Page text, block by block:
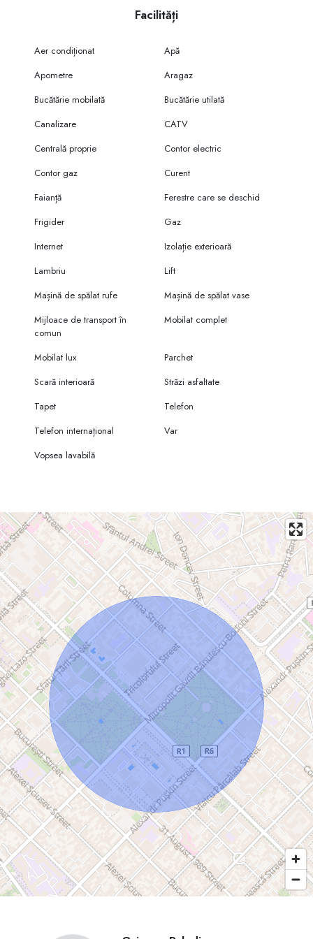
Facilități
Aer condiționat
Apă
Apometre
Aragaz
Bucătărie mobilată
Bucătărie utilată
Canalizare
CATV
Centrală proprie
Contor electric
Contor gaz
Curent
Faianță
Ferestre care se deschid
Frigider
Gaz
Internet
Izolație exterioară
Lambriu
Lift
Mașină de spălat rufe
Mașină de spălat vase
Mijloace de transport în
comun
Mobilat complet
Mobilat lux
Parchet
Scară interioară
Străzi asfaltate
Tapet
Telefon
Telefon internațional
Var
Vopsea lavabilă